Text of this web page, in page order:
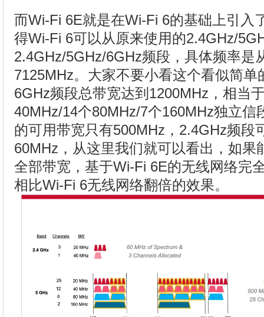
而Wi-Fi 6E就是在Wi-Fi 6的基础上引入
得Wi-Fi 6可以从原来使用的2.4GHz/
2.4GHz/5GHz/6GHz频段，具体频率是
7125MHz。大家不要小看这个看似简单
6GHz频段总带宽达到1200MHz，相当
40MHz/14个80MHz/7个160MHz独立信
的可用带宽只有500MHz，2.4GHz频段
60MHz，从这里我们就可以看出，如果
全部带宽，基于Wi-Fi 6E的无线网络完
相比Wi-Fi 6无线网络翻倍的效果。